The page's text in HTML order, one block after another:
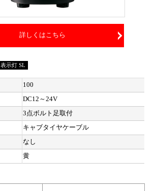
詳しくはこちら
表示灯 SL
100
DC12～24V
3点ボルト足取付
キャブタイヤケーブル
なし
黄